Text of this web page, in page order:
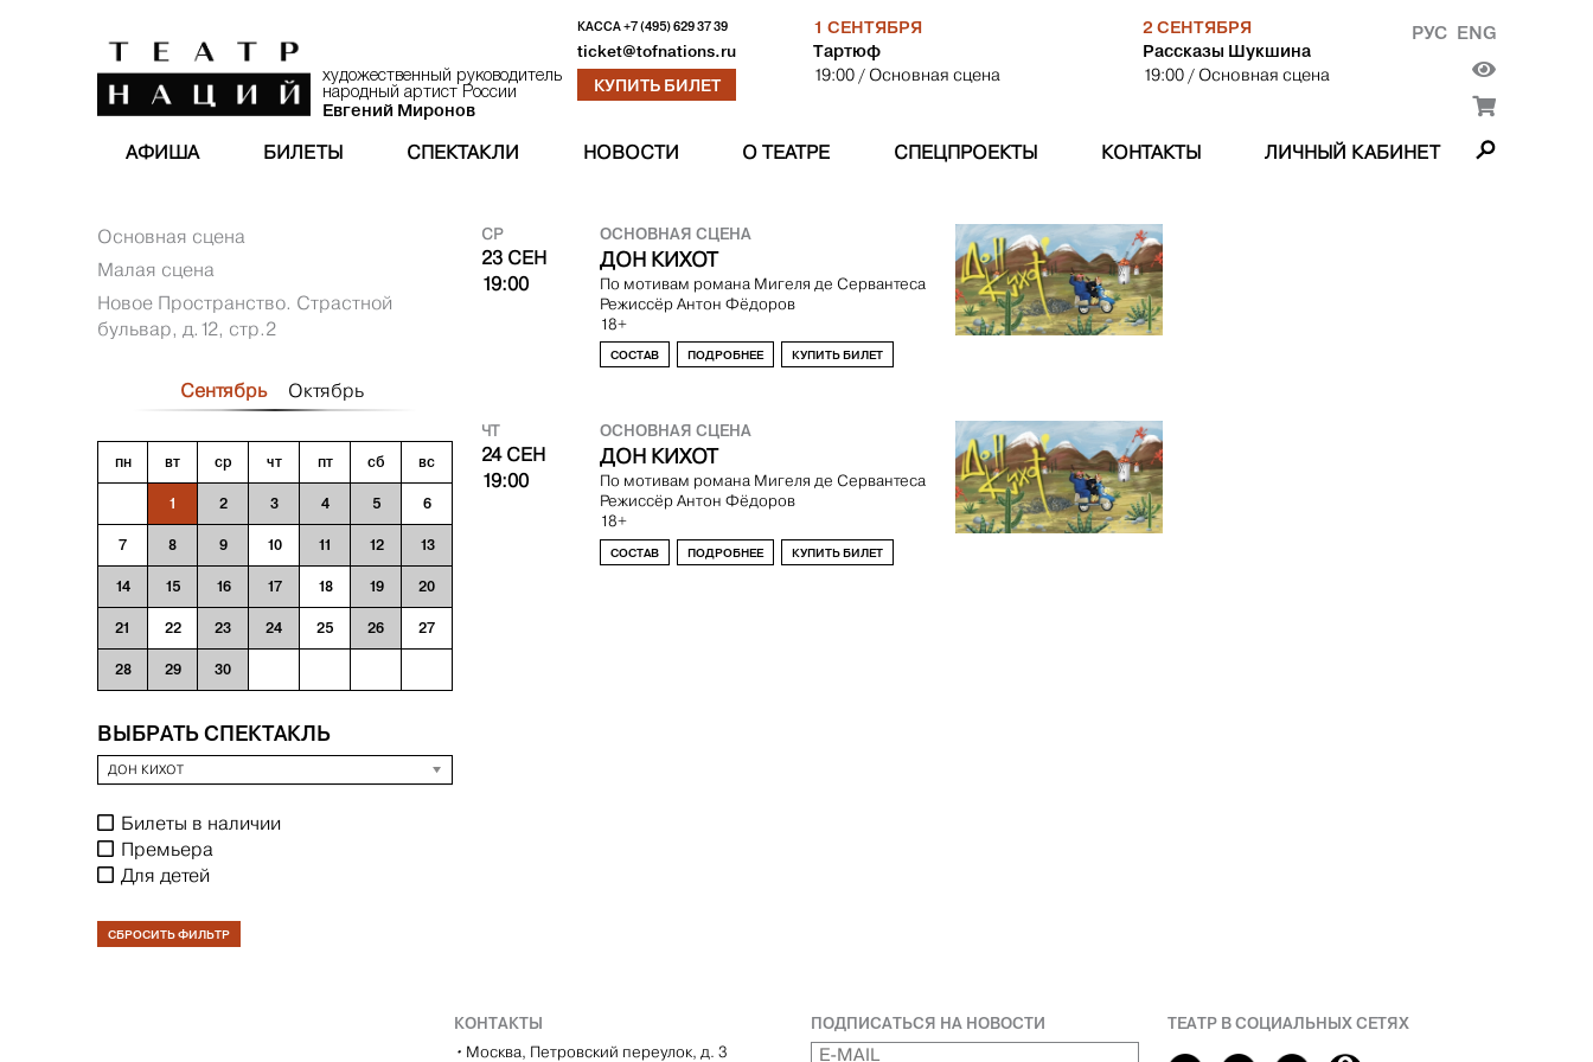
художественный руководитель
народный артист России
Евгений Миронов
КАССА+7 (495) 629 37 39
ticket@tofnations.ru
КУПИТЬ БИЛЕТ
1 СЕНТЯБРЯ
Тартюф
19:00 / Основная сцена
2 СЕНТЯБРЯ
Рассказы Шукшина
19:00 / Основная сцена
РУС ENG
АФИША БИЛЕТЫ СПЕКТАКЛИ НОВОСТИ О ТЕАТРЕ СПЕЦПРОЕКТЫ КОНТАКТЫ ЛИЧНЫЙ КАБИНЕТ
Основная сцена
Малая сцена
Новое Пространство. Страстной
бульвар, д.12, стр.2
Сентябрь Октябрь
пн вт ср чт пт сб вс
1 2 3 4 5 6
7 8 9 10 11 12 13
14 15 16 17 18 19 20
21 22 23 24 25 26 27
28 29 30
ВЫБРАТЬ СПЕКТАКЛЬ
ДОН КИХОТ
Билеты в наличии
Премьера
Для детей
СБРОСИТЬ ФИЛЬТР
СР
23 СЕН
19:00
ОСНОВНАЯ СЦЕНА
ДОН КИХОТ
По мотивам романа Мигеля де Сервантеса
Режиссёр Антон Фёдоров
18+
СОСТАВ ПОДРОБНЕЕ КУПИТЬ БИЛЕТ
ЧТ
24 СЕН
19:00
ОСНОВНАЯ СЦЕНА
ДОН КИХОТ
По мотивам романа Мигеля де Сервантеса
Режиссёр Антон Фёдоров
18+
СОСТАВ ПОДРОБНЕЕ КУПИТЬ БИЛЕТ
КОНТАКТЫ
• Москва, Петровский переулок, д. 3
ПОДПИСАТЬСЯ НА НОВОСТИ ТЕАТР В СОЦИАЛЬНЫХ СЕТЯХ